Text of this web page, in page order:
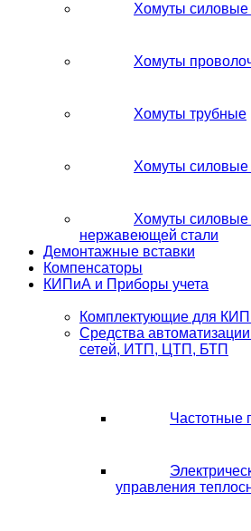
Хомуты
Хомуты
Хомуты трубные
Хомуты силовые
Хомуты силовые
нержавеющей стали
Демонтажные вставки
Компенсаторы
КИПиА и Приборы учета
Комплектующие для
Средства
сетей, ИТП, ЦТП, БТП
Частотные
управления